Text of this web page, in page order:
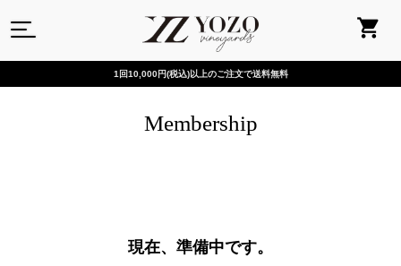
1回10,000円(税込)以上のご注文で送料無料
Membership
現在、準備中です。